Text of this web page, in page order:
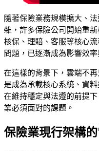
隨著保險業務規模擴大、
雜，許多保險公司開始重
核保、理賠、客服等核心
問題，已逐漸成為影響效
在這樣的背景下，雲端不
是成為承載核心系統、資
在維持穩定與法遵的前提
業必須面對的課題。
保險業現行架構